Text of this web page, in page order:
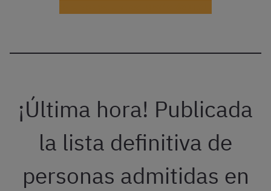
¡Última hora! Publicada
la lista definitiva de
personas admitidas en